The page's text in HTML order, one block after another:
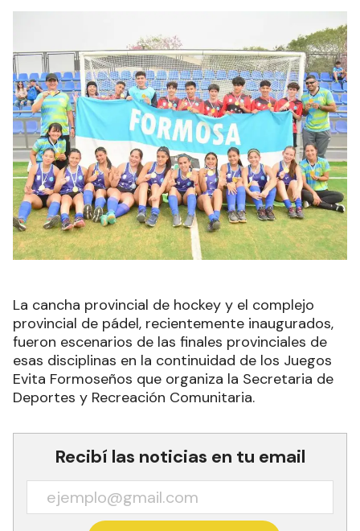
La cancha provincial de hockey y el complejo
provincial de pádel, recientemente inaugurados,
fueron escenarios de las finales provinciales de
esas disciplinas en la continuidad de los Juegos
Evita Formoseños que organiza la Secretaria de
Deportes y Recreación Comunitaria.
Recibí las noticias en tu email